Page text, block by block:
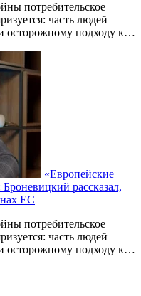
потребительское
часть людей
осторожному подходу к…
«Европейские
рассказал,
ЕС
потребительское
часть людей
осторожному подходу к…